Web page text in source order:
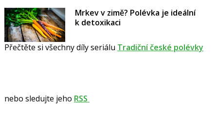
Mrkev v zimě? Polévka je ideální
k detoxikaci
Přečtěte si všechny díly seriálu Tradiční české polévky
nebo sledujte jeho RSS